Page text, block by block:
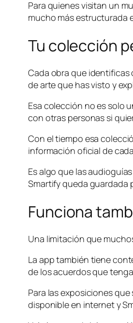
Para quienes visitan un
mucho más estructurada
Tu colección
Cada obra que identificas
de arte que has visto y
Esa colección no es solo
con otras personas si
Con el tiempo esa
información oficial de
Es algo que las
Smartify queda guardada
Funciona
Una limitación que
La app también tiene
de los acuerdos que
Para las exposiciones
disponible en internet y